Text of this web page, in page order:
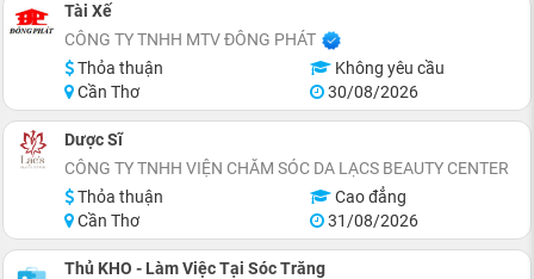
Tài Xế
CÔNG TY TNHH MTV ĐÔNG PHÁT
Thỏa thuận
Không yêu cầu
Cần Thơ
30/08/2026
Dược Sĩ
CÔNG TY TNHH VIỆN CHĂM SÓC DA LẠCS BEAUTY CENTER
Thỏa thuận
Cao đẳng
Cần Thơ
31/08/2026
Thủ KHO - Làm Việc Tại Sóc Trăng